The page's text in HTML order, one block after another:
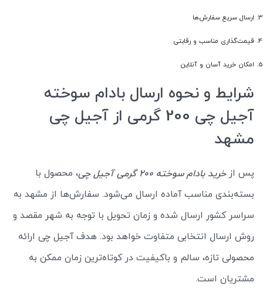
ارسال سریع سفارش‌ها
قیمت‌گذاری مناسب و رقابتی
امکان خرید آسان و آنلاین
شرایط و نحوه ارسال بادام سوخته
آجیل چی 200 گرمی از آجیل چی
مشهد
پس ازخرید بادام سوخته 200 گرمی آجیل چی
، محصول با
بسته‌بندی مناسب آماده ارسال می‌شود. سفارش‌ها از مشهد به
سراسر کشور ارسال شده و زمان تحویل با توجه به شهر مقصد و
روش ارسال انتخابی متفاوت خواهد بود. هدف آجیل چی ارائه
محصولی تازه، سالم و باکیفیت در کوتاه‌ترین زمان ممکن به
مشتریان است.